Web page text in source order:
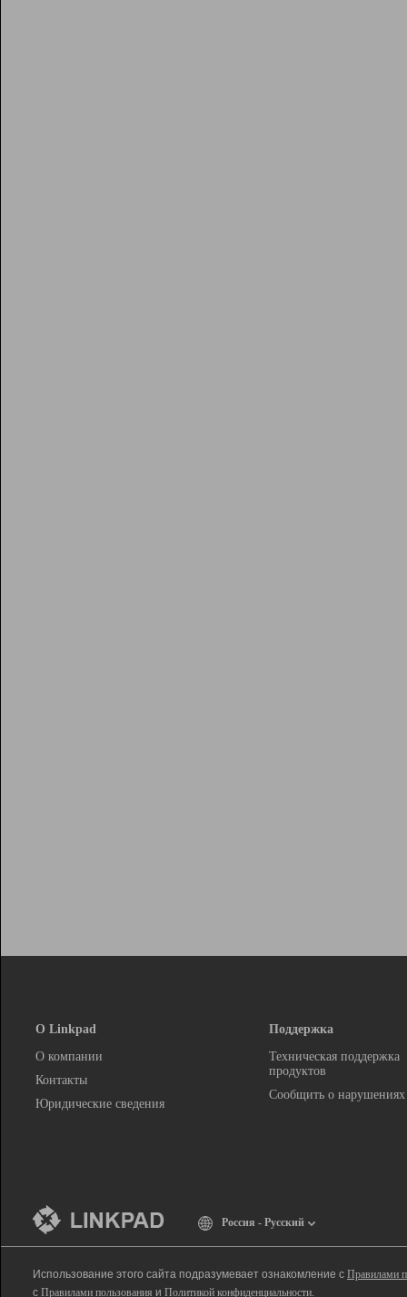
О Linkpad
О компании
Контакты
Юридические сведения
Поддержка
Техническая поддержка
продуктов
Сообщить о нарушениях
Россия - Русский
Использование этого сайта подразумевает ознакомление с Правилами
с Правилами пользования и Политикой конфиденциальности.